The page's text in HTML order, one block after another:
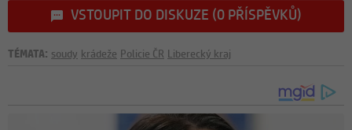
VSTOUPIT DO DISKUZE (0 PŘÍSPĚVKŮ)
TÉMATA: soudy krádeže Policie ČR Liberecký kraj